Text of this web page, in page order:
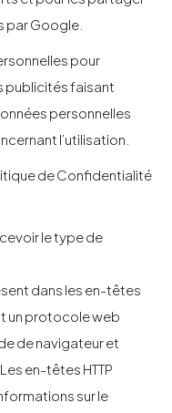
par Google.
pour
publicités faisant
personnelles
l’utilisation.
de Confidentialité
le type de
dans les en-têtes
un protocole web
de navigateur et
en-têtes HTTP
sur le